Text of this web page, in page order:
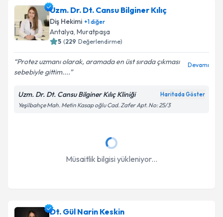
bilgilendireceğiz.
E-posta Adresiniz
Kişisel verilerimin işlenmesine ilişkin
kapsamda işlenmesini kabul ediyorum.
Uzm. Dr. Dt. Cansu Bilginer Kılıç
Diş Hekimi +1diğer
Antalya, Muratpaşa
5 (229 Değerlendirme)
Protez uzmanı olarak, aramada en üst sırada çıkması
sebebiyle gittim....
Devamı
Uzm. Dr. Dt. Cansu Bilginer Kılıç Kliniği Haritada Göster
Yeşilbahçe Mah. Metin Kasap oğlu Cad. Zafer Apt. No: 25/3
Müsaitlik bilgisi yükleniyor...
Dt. Gül Narin Keskin